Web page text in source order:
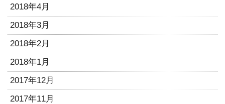
2018年4月
2018年3月
2018年2月
2018年1月
2017年12月
2017年11月